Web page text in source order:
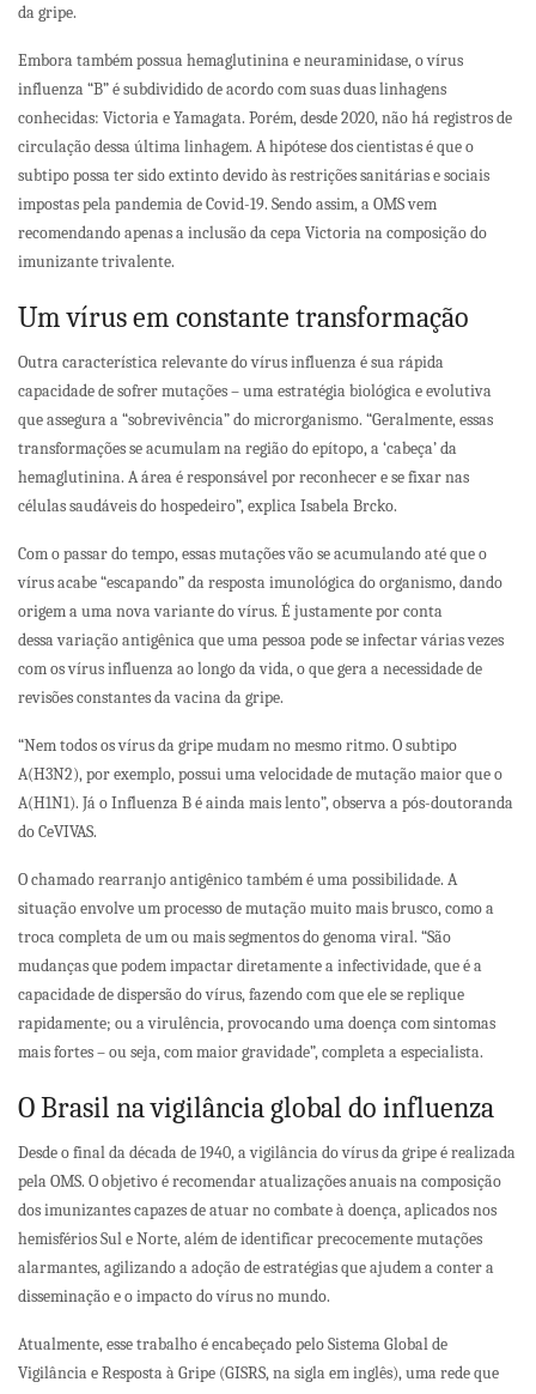
da gripe.
Embora também possua hemaglutinina e neuraminidase, o vírus
influenza “B” é subdividido de acordo com suas duas linhagens
conhecidas: Victoria e Yamagata. Porém, desde 2020, não há registros de
circulação dessa última linhagem. A hipótese dos cientistas é que o
subtipo possa ter sido extinto devido às restrições sanitárias e sociais
impostas pela pandemia de Covid-19. Sendo assim, a OMS vem
recomendando apenas a inclusão da cepa Victoria na composição do
imunizante trivalente.
Um vírus em constante transformação
Outra característica relevante do vírus influenza é sua rápida
capacidade de sofrer mutações – uma estratégia biológica e evolutiva
que assegura a “sobrevivência” do microrganismo. “Geralmente, essas
transformações se acumulam na região do epítopo, a ‘cabeça’ da
hemaglutinina. A área é responsável por reconhecer e se fixar nas
células saudáveis do hospedeiro”, explica Isabela Brcko.
Com o passar do tempo, essas mutações vão se acumulando até que o
vírus acabe “escapando” da resposta imunológica do organismo, dando
origem a uma nova variante do vírus. É justamente por conta
dessa variação antigênica que uma pessoa pode se infectar várias vezes
com os vírus influenza ao longo da vida, o que gera a necessidade de
revisões constantes da vacina da gripe.
“Nem todos os vírus da gripe mudam no mesmo ritmo. O subtipo
A(H3N2), por exemplo, possui uma velocidade de mutação maior que o
A(H1N1). Já o Influenza B é ainda mais lento”, observa a pós-doutoranda
do CeVIVAS.
O chamadorearranjo antigênico também é uma possibilidade. A
situação envolve um processo de mutação muito mais brusco, como a
troca completa de um ou mais segmentos do genoma viral. “São
mudanças que podem impactar diretamente a infectividade, que é a
capacidade de dispersão do vírus, fazendo com que ele se replique
rapidamente; ou a virulência, provocando uma doença com sintomas
mais fortes – ou seja, com maior gravidade”, completa a especialista.
O Brasil na vigilância global do influenza
Desde o final da década de 1940, a vigilância do vírus da gripe é realizada
pela OMS. O objetivo é recomendar atualizações anuais na composição
dos imunizantes capazes de atuar no combate à doença, aplicados nos
hemisférios Sul e Norte, além de identificar precocemente mutações
alarmantes, agilizando a adoção de estratégias que ajudem a conter a
disseminação e o impacto do vírus no mundo.
Atualmente, esse trabalho é encabeçado pelo Sistema Global de
Vigilância e Resposta à Gripe (GISRS, na sigla em inglês), uma rede que